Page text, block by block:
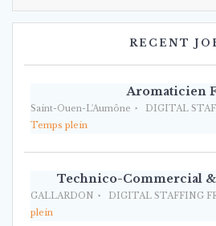
RECENT
Aromaticien
Saint-Ouen-L'Aumône DIGITAL
Temps plein
Technico-Commercial
GALLARDON DIGITAL STAFFING
plein